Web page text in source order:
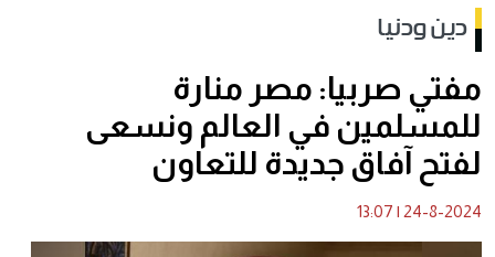
دين ودنيا
مفتي صربيا: مصر منارة
للمسلمين في العالم ونسعى
لفتح آفاق جديدة للتعاون
24-8-2024
|
13:07